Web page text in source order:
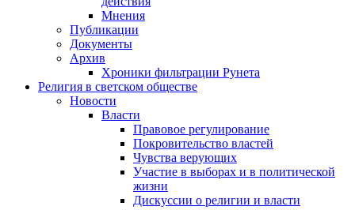
Мнения
Публикации
Документы
Архив
Хроники фильтрации Рунета
Религия в светском обществе
Новости
Власти
Правовое регулирование
Покровительство властей
Чувства верующих
Участие в выборах и в политической
жизни
Дискуссии о религии и власти